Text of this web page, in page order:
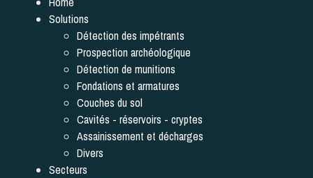
Solutions
Détection des impétrants
Prospection archéologique
Détection de munitions
Fondations et armatures
Couches du sol
Cavités - réservoirs - cryptes
Assainissement et décharges
Divers
Secteurs